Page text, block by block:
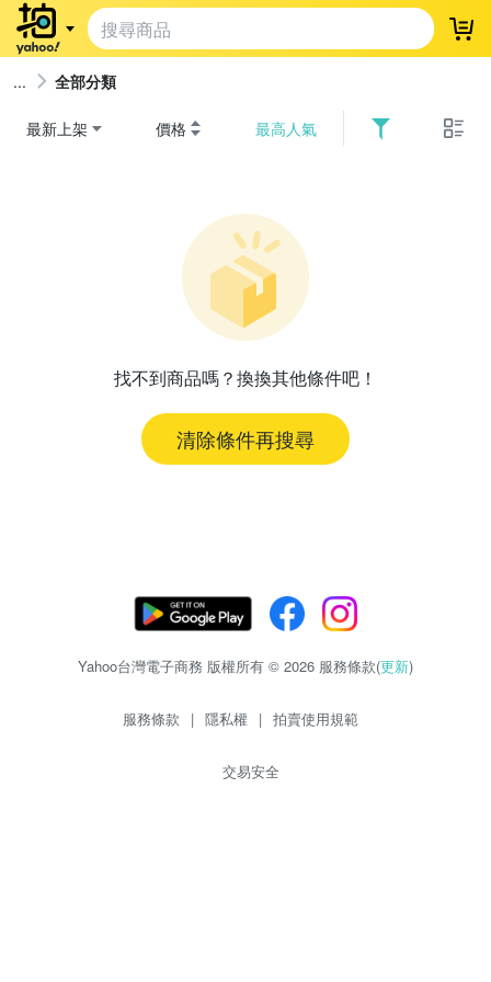
登
全部分類
最新上架 價格 最高人氣
找不到商品嗎？換換其他條件吧！
清除條件再搜尋
Yahoo台灣電子商務 版權所有 © 2026 服務條款(更新)
服務條款 | 隱私權 | 拍賣使用規範
交易安全